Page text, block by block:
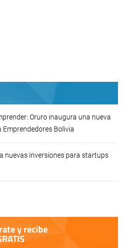
Oruro inaugura una nueva
Emprendedores Bolivia
nuevas inversiones para startups
y recibe